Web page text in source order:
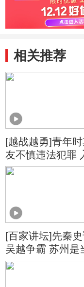
相关推荐
[越战越勇]青年
友不慎违法犯罪
改造后才知愧对
[百家讲坛]先秦
吴越争霸 苏州是
吴国的都城